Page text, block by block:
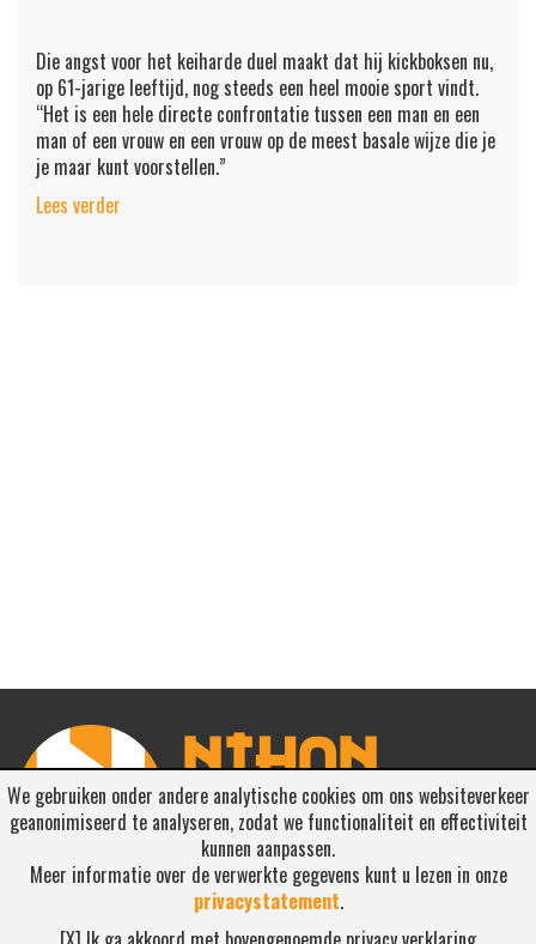
Die angst voor het keiharde duel maakt dat hij kickboksen nu,
op 61-jarige leeftijd, nog steeds een heel mooie sport vindt.
“Het is een hele directe confrontatie tussen een man en een
man of een vrouw en een vrouw op de meest basale wijze die je
je maar kunt voorstellen.”
Lees verder
We gebruiken onder andere analytische cookies om ons websiteverkeer
geanonimiseerd te analyseren, zodat we functionaliteit en effectiviteit
kunnen aanpassen.
Meer informatie over de verwerkte gegevens kunt u lezen in onze
privacystatement.